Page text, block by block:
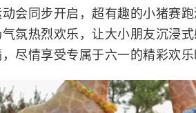
会同步开启，超有趣的小猪赛
氛热烈欢乐，让大小朋友沉浸
尽情享受专属于六一的精彩欢乐